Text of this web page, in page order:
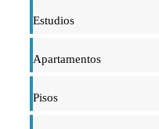
Estudios
Apartamentos
Pisos